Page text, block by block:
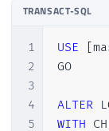
TRANSACT-SQL
1
2
3
4
5
USE [
GO
ALTER
WITH